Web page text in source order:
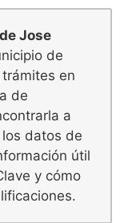
Jose
de
en
de
a
datos de
útil
y cómo